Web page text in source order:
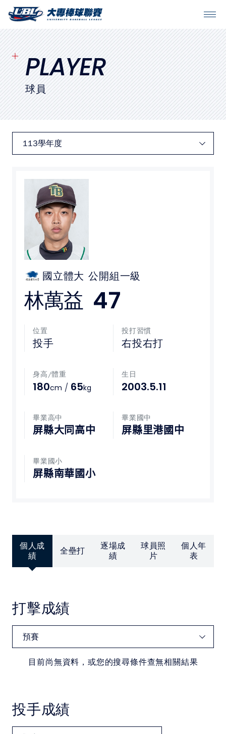
SITEMAP
首頁
球隊戰績
賽程表
球隊與球員
比賽場地
最新消息
媒體文章
下載專區
聯絡我們
POLICY
隱私權政策
網站使用條款
教育部體育署
中華民國大專院校體育總會
PLAYER
球員
國立體大 公開組一級
林萬益 47
位置
投手
投打習慣
右投右打
身高/體重
180cm / 65kg
生日
2003.5.11
畢業高中
屏縣大同高中
畢業國中
屏縣里港國中
畢業國小
屏縣南華國小
個人成
績
全壘打
逐場成
績
球員照
片
個人年
表
打擊成績
目前尚無資料，或您的搜尋條件查無相關結果
投手成績